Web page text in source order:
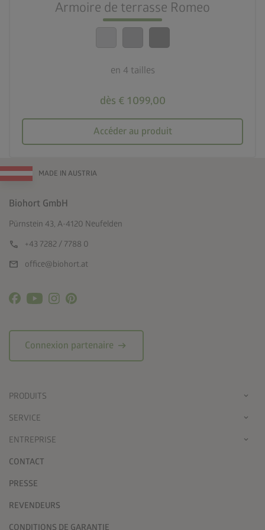
Armoire de terrasse Romeo
en 4 tailles
dès € 1 099,00
Accéder au produit
calendar_month
20 ans de garantie
MADE IN AUSTRIA
Biohort GmbH
Pürnstein 43, A-4120 Neufelden
call +43 7282 / 7788 0
mail office@biohort.at
Connexion partenaire arrow_right_alt
PRODUITS
SERVICE
ENTREPRISE
CONTACT
PRESSE
REVENDEURS
CONDITIONS DE GARANTIE